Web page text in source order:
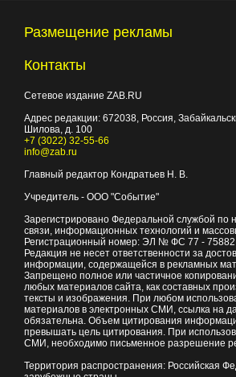
Размещение рекламы
Контакты
Сетевое издание ZAB.RU
Адрес редакции: 672038 , Россия,
Шилова, д. 100
+7 (3022) 32-55-66
info@zab.ru
Главный редактор Кондратьев Н. В.
Учредитель - ООО "Событие"
Зарегистрировано Федеральной службой по
связи, информационных технологий и
Регистрационный номер: ЭЛ № ФС 77 - 75882
Редакция не несет ответственности за
информации, содержащейся в рекламных
Запрещено полное или частичное
любых материалов сайта, как составных
тексты и изображения. При любом
материалов в электронных СМИ, ссылка на
обязательна. Объем цитирования
превышать цель цитирования. При
СМИ, необходимо письменное разрешение
Территория распространения: Российская